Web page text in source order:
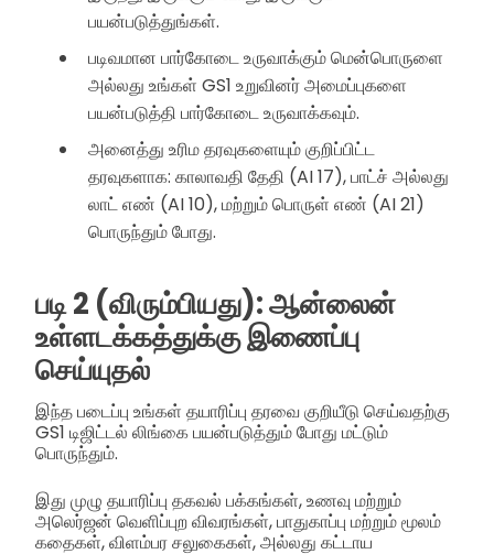
பயன்படுத்துங்கள்.
படிவமான பார்கோடை உருவாக்கும் மென்பொருளை
அல்லது உங்கள் GS1 உறுவினர் அமைப்புகளை
பயன்படுத்தி பார்கோடை உருவாக்கவும்.
அனைத்து உரிம தரவுகளையும் குறிப்பிட்ட
தரவுகளாக: காலாவதி தேதி (AI 17), பாட்ச் அல்லது
லாட் எண் (AI 10), மற்றும் பொருள் எண் (AI 21)
பொருந்தும் போது.
படி 2 (விரும்பியது): ஆன்லைன்
உள்ளடக்கத்துக்கு இணைப்பு
செய்யுதல்
இந்த படைப்பு உங்கள் தயாரிப்பு தரவை குறியீடு செய்வதற்கு
GS1 டிஜிட்டல் லிங்கை பயன்படுத்தும் போது மட்டும்
பொருந்தும்.
இது முழு தயாரிப்பு தகவல் பக்கங்கள், உணவு மற்றும்
அலெர்ஜன் வெளிப்புற விவரங்கள், பாதுகாப்பு மற்றும் மூலம்
கதைகள், விளம்பர சலுகைகள், அல்லது கட்டாய